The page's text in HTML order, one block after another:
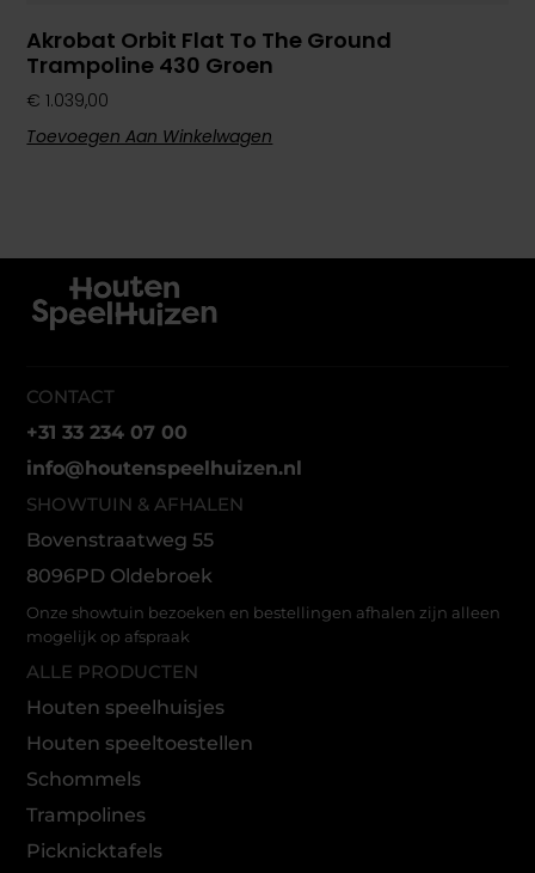
Akrobat Orbit Flat To The Ground
Trampoline 430 Groen
€ 1.039,00
Toevoegen Aan Winkelwagen
CONTACT
+31 33 234 07 00
info@houtenspeelhuizen.nl
SHOWTUIN & AFHALEN
Bovenstraatweg 55
8096PD Oldebroek
Onze showtuin bezoeken en bestellingen afhalen zijn alleen
mogelijk op afspraak
ALLE PRODUCTEN
Houten speelhuisjes
Houten speeltoestellen
Schommels
Trampolines
Picknicktafels